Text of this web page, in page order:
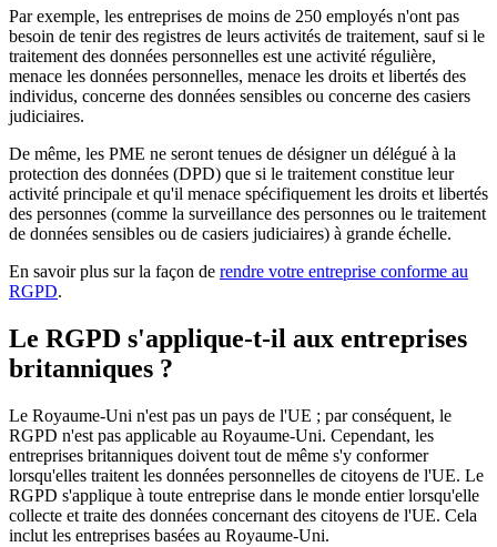
Par exemple, les entreprises de moins de 250 employés n'ont pas
besoin de tenir des registres de leurs activités de traitement, sauf si le
traitement des données personnelles est une activité régulière,
menace les données personnelles, menace les droits et libertés des
individus, concerne des données sensibles ou concerne des casiers
judiciaires.
De même, les PME ne seront tenues de désigner un délégué à la
protection des données (DPD) que si le traitement constitue leur
activité principale et qu'il menace spécifiquement les droits et libertés
des personnes (comme la surveillance des personnes ou le traitement
de données sensibles ou de casiers judiciaires) à grande échelle.
En savoir plus sur la façon de rendre votre entreprise conforme au
RGPD.
Le RGPD s'applique-t-il aux entreprises
britanniques ?
Le Royaume-Uni n'est pas un pays de l'UE ; par conséquent, le
RGPD n'est pas applicable au Royaume-Uni. Cependant, les
entreprises britanniques doivent tout de même s'y conformer
lorsqu'elles traitent les données personnelles de citoyens de l'UE. Le
RGPD s'applique à toute entreprise dans le monde entier lorsqu'elle
collecte et traite des données concernant des citoyens de l'UE. Cela
inclut les entreprises basées au Royaume-Uni.